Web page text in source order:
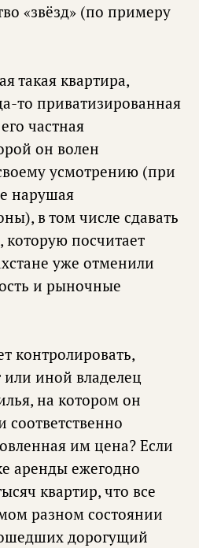
«звёзд» (по примеру
такая квартира,
то приватизированная
частная
он волен
усмотрению (при
нарушая
в том числе сдавать
посчитает
уже отменили
и рыночные
контролировать,
или иной владелец
на котором он
соответственно
им цена? Если
аренды ежегодно
квартир, что все
разном состоянии
дорогущий